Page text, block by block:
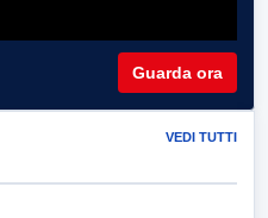
Guarda ora
VEDI TUTTI